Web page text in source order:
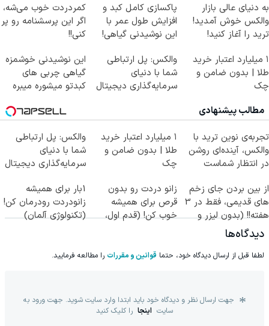
به دنیای عالی بازار
والکس خوش آمدید!
ترید را آغاز کنید!
پاکسازی کامل کبد و
افزایش طول عمر با
این نوشیدنی گیاهی!
کمردردت خوب می‌شه،
اگر این پرسشنامه رو پر
کنی!!
۱ میلیارد اعتبار خرید
طلا | بدون ضامن و
چک
والکس: پل ارتباطی
شما با دنیای
سرمایه‌گذاری دیجیتال
این نوشیدنی خوشمزه
گیاهی چربی های
کبدتو میشوره میبره
مطالب پیشنهادی
تجربه‌ی نوین ترید با
والکس، آینده‌ای روشن
در انتظار شماست
۱ میلیارد اعتبار خرید
طلا | بدون ضامن و
چک
والکس: پل ارتباطی
شما با دنیای
سرمایه‌گذاری دیجیتال
از بین بردن جای زخم
های قدیمی، فقط در 3
هفته!! (بدون لیزر و
جراحی)
زانو دردت رو بدون
قرص برای همیشه
خوب کن! (قدم اول،
1بار برای همیشه
زانودردت رودرمان کن!
(تکنولوژی آلمان)
دیدگاه‌ها
لطفا قبل از ارسال دیدگاه خود، حتما قوانین و مقررات را مطالعه فرمایید.
جهت ارسال نظر و دیدگاه خود باید ابتدا وارد سایت شوید. جهت ورود به
سایت اینجا را کلیک کنید